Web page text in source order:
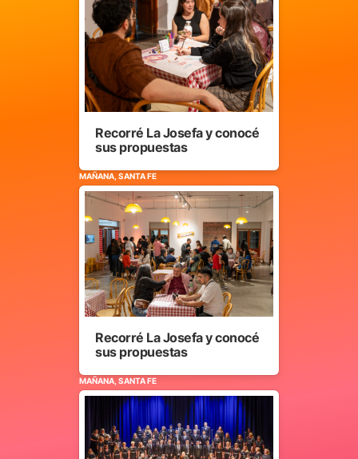
Recorré La Josefa y conocé
sus propuestas
MAÑANA, SANTA FE
Recorré La Josefa y conocé
sus propuestas
MAÑANA, SANTA FE